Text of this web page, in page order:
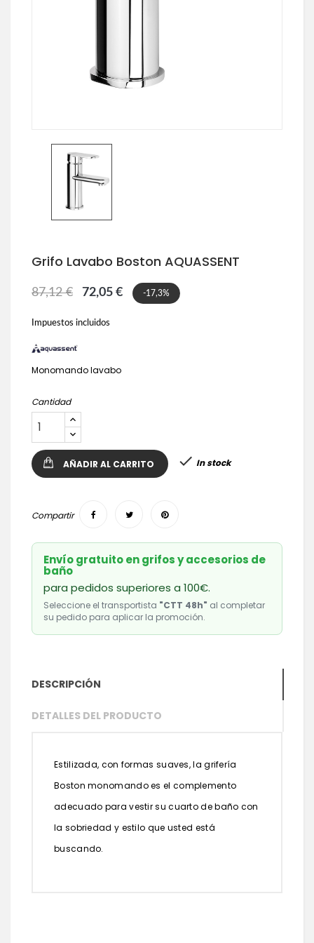
Grifo Lavabo Boston AQUASSENT
87,12 € 72,05 € -17,3%
Impuestos incluidos
Monomando lavabo
Cantidad
AÑADIR AL CARRITO  In stock
Compartir
Envío gratuito en grifos y accesorios de
baño
para pedidos superiores a 100€.
Seleccione el transportista "CTT 48h" al completar
su pedido para aplicar la promoción.
DESCRIPCIÓN
DETALLES DEL PRODUCTO
Estilizada, con formas suaves, la grifería
Boston monomando es el complemento
adecuado para vestir su cuarto de baño con
la sobriedad y estilo que usted está
buscando.